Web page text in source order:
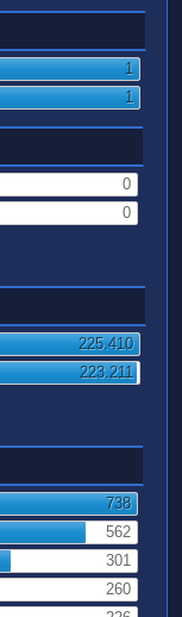
1
1
0
0
225.410
223.211
738
562
301
260